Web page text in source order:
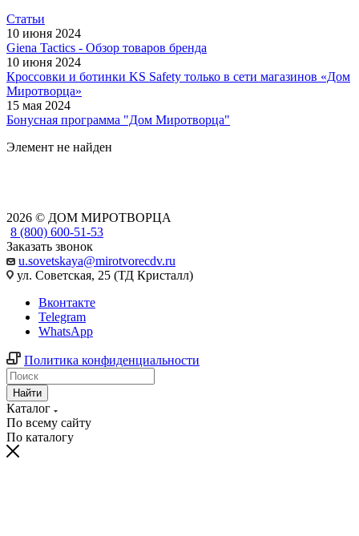
Статьи
10 июня 2024
Giena Tactics - Обзор товаров бренда
10 июня 2024
Кроссовки и ботинки KS Safety только в сети магазинов «Дом
Миротворца»
15 мая 2024
Бонусная программа "Дом Миротворца"
Элемент не найден
2026 © ДОМ МИРОТВОРЦА
8 (800) 600-51-53
Заказать звонок
u.sovetskaya@mirotvorecdv.ru
ул. Советская, 25 (ТД Кристалл)
Вконтакте
Telegram
WhatsApp
Политика конфиденциальности
Найти
Каталог
По всему сайту
По каталогу